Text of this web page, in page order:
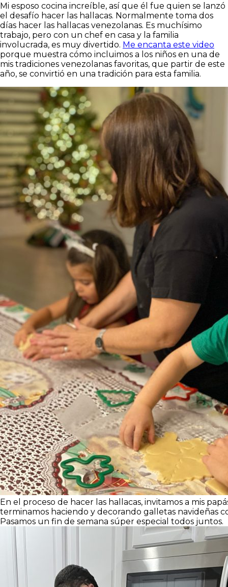
Mi esposo cocina increíble, así que él fue quien se lanzó
el desafío hacer las hallacas. Normalmente toma dos
días hacer las hallacas venezolanas. Es muchísimo
trabajo, pero con un chef en casa y la familia
involucrada, es muy divertido. Me encanta este video
porque muestra cómo incluimos a los niños en una de
mis tradiciones venezolanas favoritas, que partir de este
año, se convirtió en una tradición para esta familia.
En el proceso de hacer las hallacas, invitamos a mis
terminamos haciendo y decorando galletas navideñas
Pasamos un fin de semana súper especial todos juntos.